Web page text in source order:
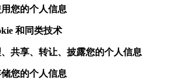
您的个人信息
和同类技术
共享、转让、披露您的个人信息
您的个人信息